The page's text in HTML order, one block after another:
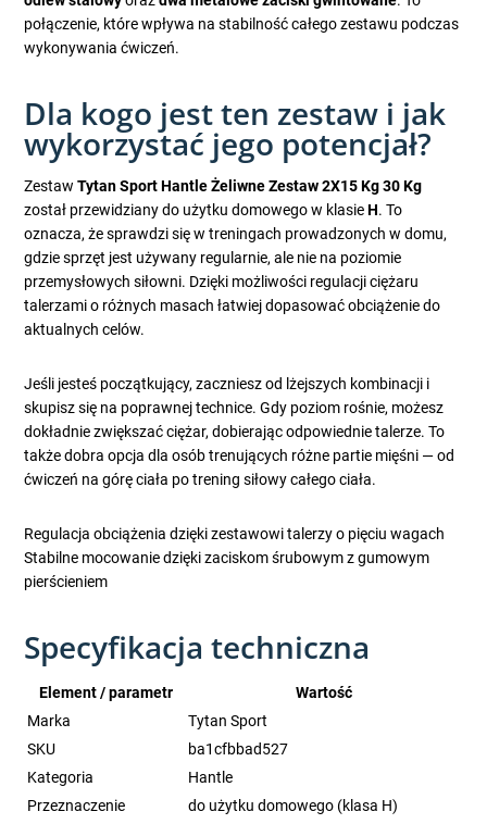
połączenie, które wpływa na stabilność całego zestawu podczas
wykonywania ćwiczeń.
Dla kogo jest ten zestaw i jak
wykorzystać jego potencjał?
ZestawTytan Sport Hantle Żeliwne Zestaw 2X15 Kg 30 Kg
został przewidziany do użytku domowego w klasieH. To
oznacza, że sprawdzi się w treningach prowadzonych w domu,
gdzie sprzęt jest używany regularnie, ale nie na poziomie
przemysłowych siłowni. Dzięki możliwości regulacji ciężaru
talerzami o różnych masach łatwiej dopasować obciążenie do
aktualnych celów.
Jeśli jesteś początkujący, zaczniesz od lżejszych kombinacji i
skupisz się na poprawnej technice. Gdy poziom rośnie, możesz
dokładnie zwiększać ciężar, dobierając odpowiednie talerze. To
także dobra opcja dla osób trenujących różne partie mięśni — od
ćwiczeń na górę ciała po trening siłowy całego ciała.
Regulacja obciążenia dzięki zestawowi talerzy o pięciu wagach
Stabilne mocowanie dzięki zaciskom śrubowym z gumowym
pierścieniem
Specyfikacja techniczna
Element / parametr
Wartość
Marka
Tytan Sport
SKU
ba1cfbbad527
Kategoria
Hantle
Przeznaczenie
do użytku domowego (klasa H)